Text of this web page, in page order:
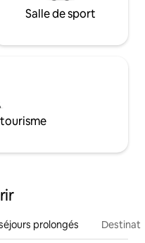
Salle de sport
prolongés